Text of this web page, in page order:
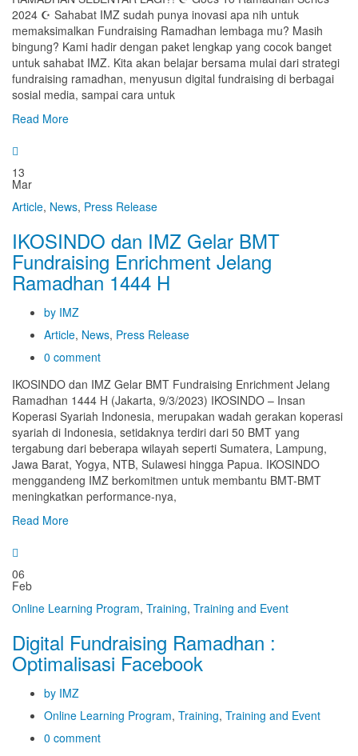
2024 ☪️ Sahabat IMZ sudah punya inovasi apa nih untuk
memaksimalkan Fundraising Ramadhan lembaga mu? Masih
bingung? Kami hadir dengan paket lengkap yang cocok banget
untuk sahabat IMZ. Kita akan belajar bersama mulai dari strategi
fundraising ramadhan, menyusun digital fundraising di berbagai
sosial media, sampai cara untuk
Read More
13
Mar
Article, News, Press Release
IKOSINDO dan IMZ Gelar BMT
Fundraising Enrichment Jelang
Ramadhan 1444 H
by IMZ
Article, News, Press Release
0 comment
IKOSINDO dan IMZ Gelar BMT Fundraising Enrichment Jelang
Ramadhan 1444 H (Jakarta, 9/3/2023) IKOSINDO – Insan
Koperasi Syariah Indonesia, merupakan wadah gerakan koperasi
syariah di Indonesia, setidaknya terdiri dari 50 BMT yang
tergabung dari beberapa wilayah seperti Sumatera, Lampung,
Jawa Barat, Yogya, NTB, Sulawesi hingga Papua. IKOSINDO
menggandeng IMZ berkomitmen untuk membantu BMT-BMT
meningkatkan performance-nya,
Read More
06
Feb
Online Learning Program, Training, Training and Event
Digital Fundraising Ramadhan :
Optimalisasi Facebook
by IMZ
Online Learning Program, Training, Training and Event
0 comment